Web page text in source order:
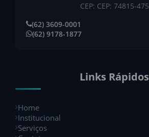
CEP: CEP: 74815-475
(62) 3609-0001
(62) 9178-1877
Links Rápidos
Home
Institucional
Serviços